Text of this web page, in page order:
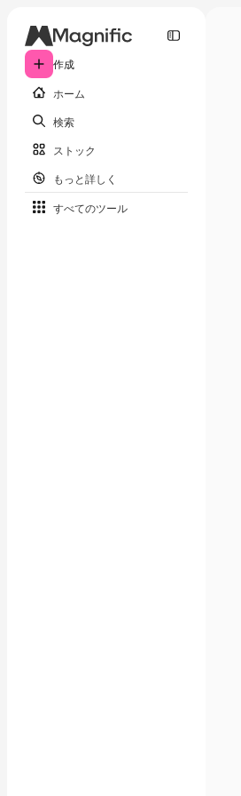
作成
ホーム
検索
ストック
もっと詳しく
すべてのツール